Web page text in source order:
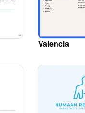
Valencia